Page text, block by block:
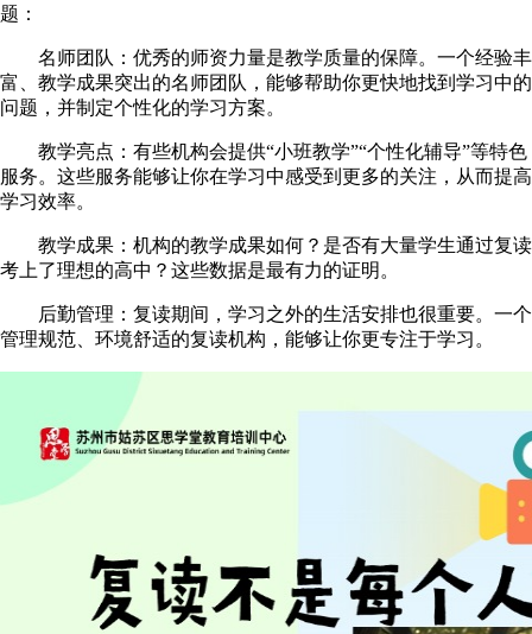
题：
名师团队：优秀的师资力量是教学质量的保障。一个经验丰
富、教学成果突出的名师团队，能够帮助你更快地找到学习中的
问题，并制定个性化的学习方案。
教学亮点：有些机构会提供“小班教学”“个性化辅导”等特色
服务。这些服务能够让你在学习中感受到更多的关注，从而提高
学习效率。
教学成果：机构的教学成果如何？是否有大量学生通过复读
考上了理想的高中？这些数据是最有力的证明。
后勤管理：复读期间，学习之外的生活安排也很重要。一个
管理规范、环境舒适的复读机构，能够让你更专注于学习。